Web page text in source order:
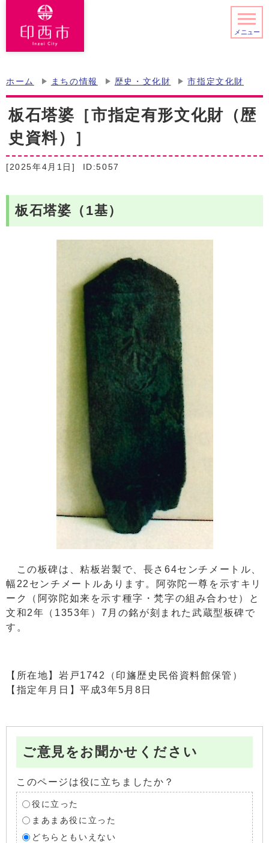
メニュー
ホーム まちの情報 歴史・文化財 市指定文化財
板石塔婆［市指定有形文化財（歴
史資料）］
[2025年4月1日] ID:5057
板石塔婆（1基）
この板碑は、粘板岩製で、長さ64センチメートル、
幅22センチメートルあります。阿弥陀一尊を示すキリ
ーク（阿弥陀如来を示す種字・梵字の組み合わせ）と
文和2年（1353年）7月の銘が刻まれた武蔵型板碑で
す。
【所在地】岩戸1742（印旛歴史民俗資料館保管）
【指定年月日】平成3年5月8日
ご意見をお聞かせください
このページは役に立ちましたか？
役に立った
まあまあ役に立った
どちらともいえない